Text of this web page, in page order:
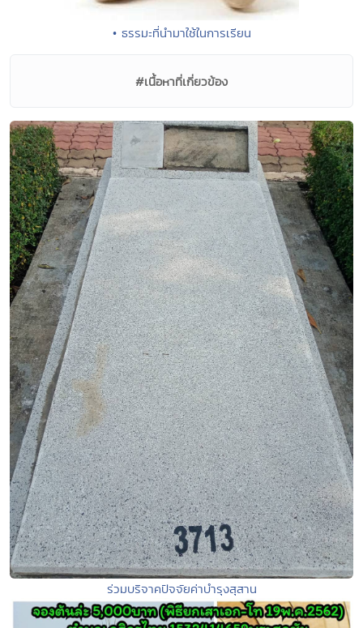
• ธรรมะที่นำมาใช้ในการเรียน
#เนื้อหาที่เกี่ยวข้อง
ร่วมบริจาคปัจจัยค่าบำรุงสุสาน